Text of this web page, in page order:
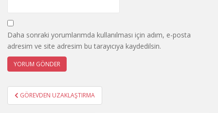
Daha sonraki yorumlarımda kullanılması için adım, e-posta
adresim ve site adresim bu tarayıcıya kaydedilsin.
Yazı
gezinmesi
GÖREVDEN UZAKLAŞTIRMA